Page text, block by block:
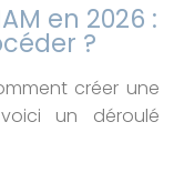
en 2026 :
?
créer une
un déroulé